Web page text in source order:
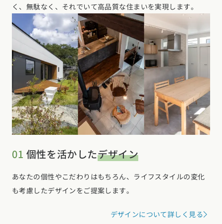
く、無駄なく、それでいて高品質な住まいを実現します。
01 個性を活かしたデザイン
あなたの個性やこだわりはもちろん、ライフスタイルの変化
も考慮したデザインをご提案します。
デザインについて詳しく見る